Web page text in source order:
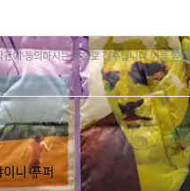
에 동의하시는 것으로 간주됩니다.이용 약관
니 푸퍼